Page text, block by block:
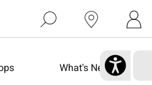
What's New